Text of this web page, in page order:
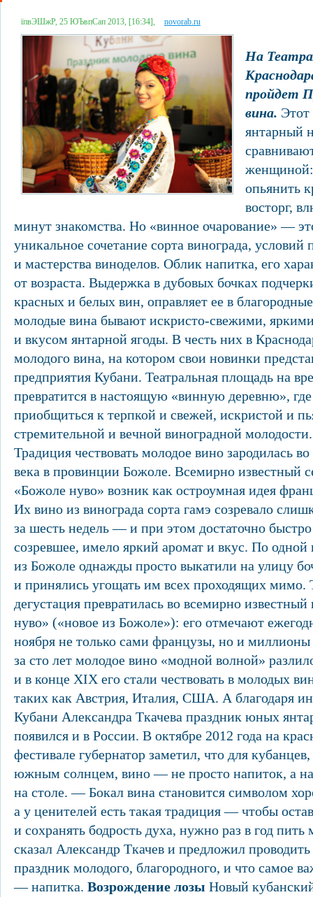
їпвЭШжР, 25 ЮЪвпСап 2013, [16:34], novorab.ru
На
пройдет
вина.
янтарный
женщиной:
опьянить
восторг,
минут знакомства. Но «винное очарование» —
уникальное сочетание сорта винограда, условий
и мастерства виноделов. Облик напитка, его
от возраста. Выдержка в дубовых бочках
красных и белых вин, оправляет ее в
молодые вина бывают искристо-свежими,
и вкусом янтарной ягоды. В честь них в
молодого вина, на котором свои новинки
предприятия Кубани. Театральная площадь на
превратится в настоящую «винную деревню»,
приобщиться к терпкой и свежей, искристой и
стремительной и вечной виноградной
Традиция чествовать молодое вино зародилась
века в провинции Божоле. Всемирно известный
«Божоле нуво» возник как остроумная идея
Их вино из винограда сорта гамэ созревало
за шесть недель — и при этом достаточно
созревшее, имело яркий аромат и вкус. По одной
из Божоле однажды просто выкатили на улицу
и принялись угощать им всех проходящих мимо.
дегустация превратилась во всемирно
нуво» («новое из Божоле»): его отмечают
ноября не только сами французы, но и
за сто лет молодое вино «модной волной»
и в конце XIX его стали чествовать в молодых
таких как Австрия, Италия, США. А благодаря
Кубани Александра Ткачева праздник юных
появился и в России. В октябре 2012 года на
фестивале губернатор заметил, что для
южным солнцем, вино — не просто напиток, а
на столе. — Бокал вина становится символом
а у ценителей есть такая традиция — чтобы
и сохранять бодрость духа, нужно раз в год
сказал Александр Ткачев и предложил
праздник молодого, благородного, и что самое
— напитка. Возрождение лозы Новый